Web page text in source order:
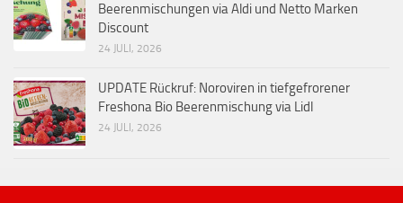
Beerenmischungen via Aldi und Netto Marken
Discount
24 JULI, 2026
UPDATE Rückruf: Noroviren in tiefgefrorener
Freshona Bio Beerenmischung via Lidl
24 JULI, 2026